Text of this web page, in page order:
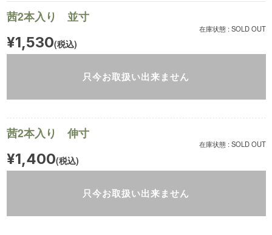
茜2本入り 並寸
在庫状態 : SOLD OUT
¥1,530(税込)
只今お取扱い出来ません
茜2本入り 伸寸
在庫状態 : SOLD OUT
¥1,400(税込)
只今お取扱い出来ません